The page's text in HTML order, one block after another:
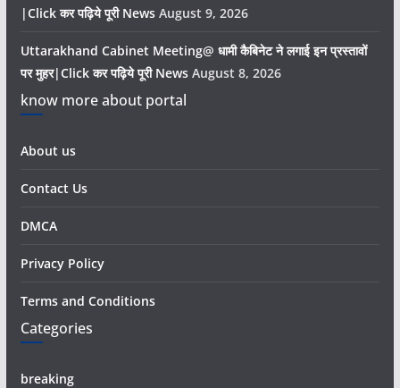
|Click कर पढ़िये पूरी News August 9, 2026
Uttarakhand Cabinet Meeting@ धामी कैबिनेट ने लगाई इन प्रस्तावों
पर मुहर|Click कर पढ़िये पूरी News August 8, 2026
know more about portal
About us
Contact Us
DMCA
Privacy Policy
Terms and Conditions
Categories
breaking